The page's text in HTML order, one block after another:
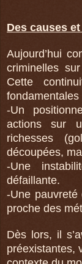
Des causes
Aujourd’hui
criminelles
Cette
fondamentales
-Un
actions sur
richesses
découpées,
-Une
défaillante.
-Une pauvreté
proche des
Dès lors, il
préexistantes,